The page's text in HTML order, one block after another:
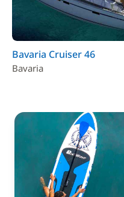
Bavaria Cruiser 46
Bavaria